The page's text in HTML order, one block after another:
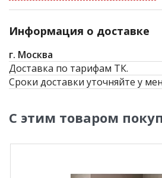
Информация о доставке
г. Москва
Доставка по тарифам ТК.
Сроки доставки уточняйте у
С этим товаром